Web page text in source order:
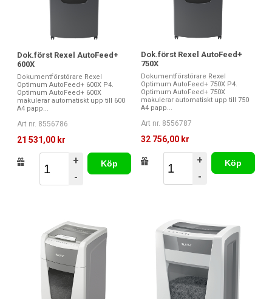
Dok.först Rexel AutoFeed+
600X
Dokumentförstörare Rexel
Optimum AutoFeed+ 600X P4.
Optimum AutoFeed+ 600X
makulerar automatiskt upp till 600
A4 papp...
Art nr. 8556786
21 531,00 kr
+
-
Köp
Dok.först Rexel AutoFeed+
750X
Dokumentförstörare Rexel
Optimum AutoFeed+ 750X P4.
Optimum AutoFeed+ 750X
makulerar automatiskt upp till 750
A4 papp...
Art nr. 8556787
32 756,00 kr
+
-
Köp